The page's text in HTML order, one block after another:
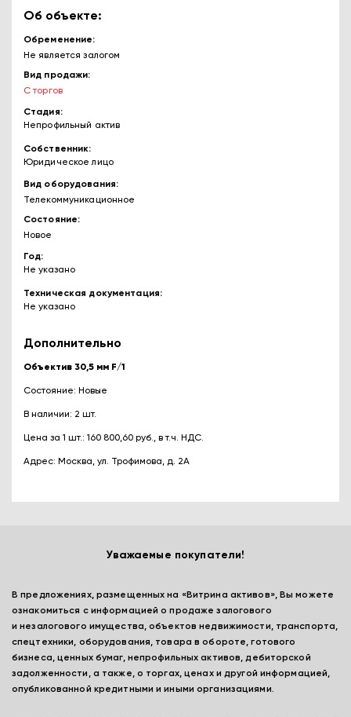
Об объекте:
Обременение
Не является залогом
Вид продажи
С торгов
Стадия
Непрофильный актив
Собственник
Юридическое лицо
Вид оборудования
Телекоммуникационное
Состояние
Новое
Год
Не указано
Техническая документация
Не указано
Дополнительно
Объектив 30,5 мм F/1
Состояние: Новые
В наличии: 2 шт.
Цена за 1 шт.: 160 800,60 руб., в т.ч. НДС.
Адрес: Москва, ул. Трофимова, д. 2А
Уважаемые покупатели!
В предложениях, размещенных на «Витрина активов», Вы можете
ознакомиться с информацией о продаже залогового
и незалогового имущества, объектов недвижимости, транспорта,
спецтехники, оборудования, товара в обороте, готового
бизнеса, ценных бумаг, непрофильных активов, дебиторской
задолженности, а также, о торгах, ценах и другой информацией,
опубликованной кредитными и иными организациями.